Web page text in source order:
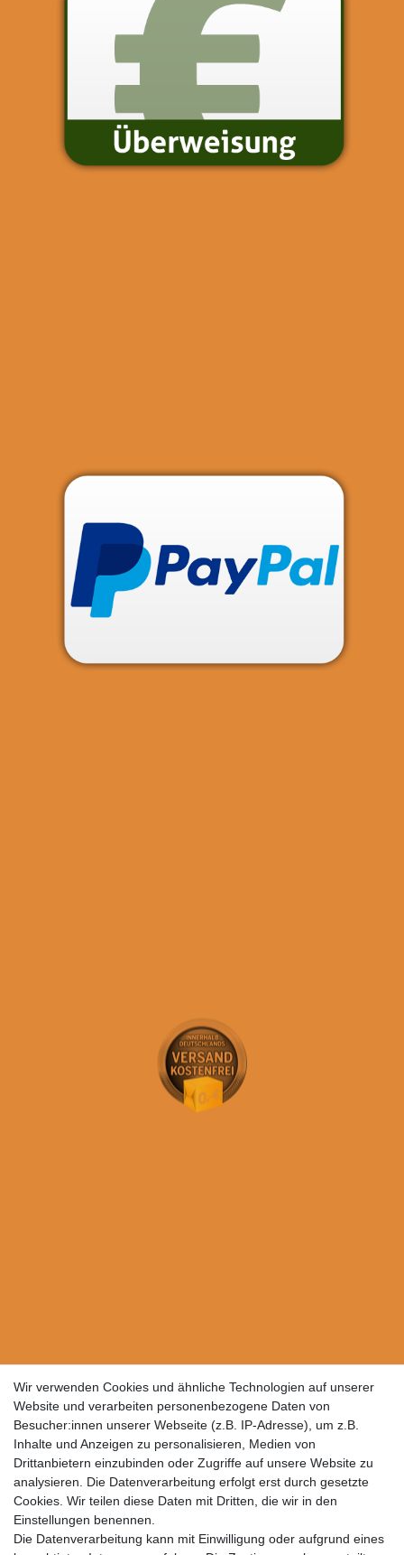
Wir verwenden Cookies und ähnliche Technologien auf unserer
Website und verarbeiten personenbezogene Daten von
Besucher:innen unserer Webseite (z.B. IP-Adresse), um z.B.
Inhalte und Anzeigen zu personalisieren, Medien von
Drittanbietern einzubinden oder Zugriffe auf unsere Website zu
analysieren. Die Datenverarbeitung erfolgt erst durch gesetzte
Cookies. Wir teilen diese Daten mit Dritten, die wir in den
Einstellungen benennen.
Die Datenverarbeitung kann mit Einwilligung oder aufgrund eines